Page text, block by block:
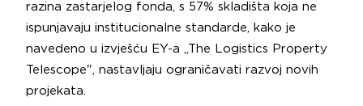
razina zastarjelog fonda, s 57% skladišta koja ne
ispunjavaju institucionalne standarde, kako je
navedeno u izvješću EY-a „The Logistics Property
Telescope", nastavljaju ograničavati razvoj novih
projekata.